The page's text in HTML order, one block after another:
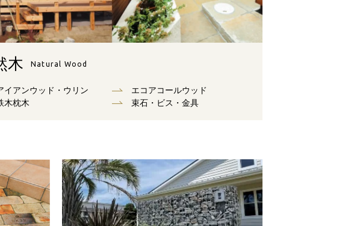
木 Natural Wood
イアンウッド・ウリン
エコアコールウッド
木枕木
束⽯・ビス・⾦具